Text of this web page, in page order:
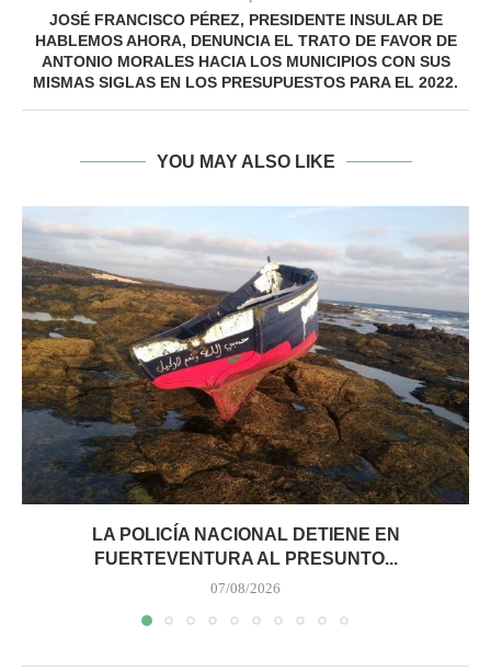
JOSÉ FRANCISCO PÉREZ, PRESIDENTE INSULAR DE
HABLEMOS AHORA, DENUNCIA EL TRATO DE FAVOR DE
ANTONIO MORALES HACIA LOS MUNICIPIOS CON SUS
MISMAS SIGLAS EN LOS PRESUPUESTOS PARA EL 2022.
YOU MAY ALSO LIKE
LA POLICÍA NACIONAL DETIENE EN
FUERTEVENTURA AL PRESUNTO...
07/08/2026